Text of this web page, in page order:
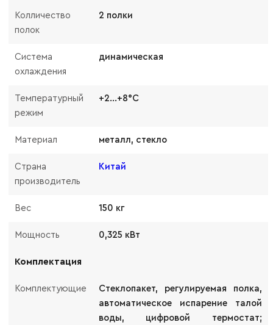
Колличество
полок
2 полки
Система
охлаждения
динамическая
Температурный
режим
+2...+8°C
Материал металл, стекло
Страна
производитель
Китай
Вес 150 кг
Мощность 0,325 кВт
Комплектация
Комплектующие
Стеклопакет, регулируемая полка,
автоматическое испарение талой
воды, цифровой термостат;